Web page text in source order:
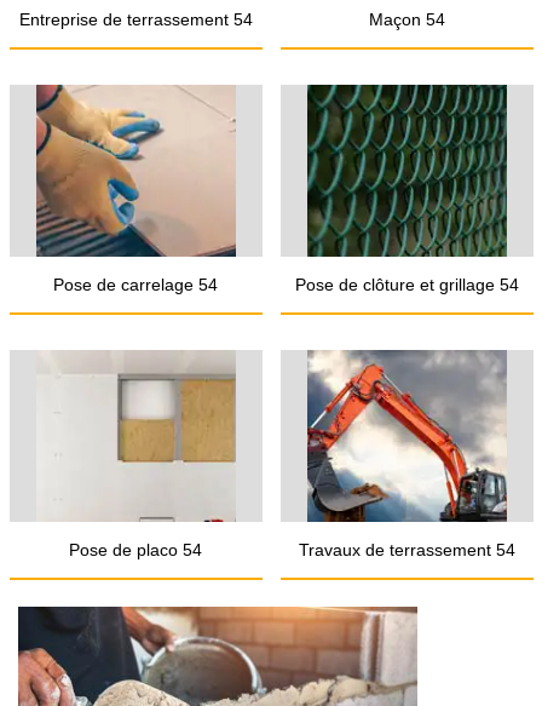
Entreprise de terrassement 54 Maçon 54
Pose de carrelage 54 Pose de clôture et grillage 54
Pose de placo 54 Travaux de terrassement 54